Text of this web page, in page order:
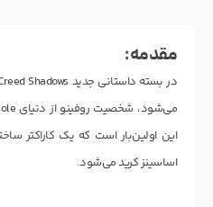
مقدمه :
اساسینز کرید می‌شود.